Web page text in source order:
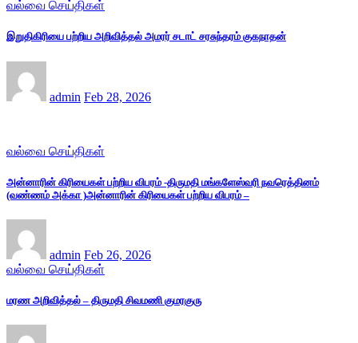
வல்வை செய்திகள்
இறுதிகிரியை பற்றிய அறிவித்தல் அமரர் சடாட் சரசுந்தரம் குகநாதன்
admin Feb 28, 2026
வல்வை செய்திகள்
அன்னாரின் கிரியைகள் பற்றிய விபரம் -திருமதி மங்களேஸ்வரி நவரெத்தினம்
(வண்ணம் அக்கா )அன்னாரின் கிரியைகள் பற்றிய விபரம் –
admin Feb 26, 2026
வல்வை செய்திகள்
மரண அறிவித்தல் – திருமதி சிவமணி குமரகுரு